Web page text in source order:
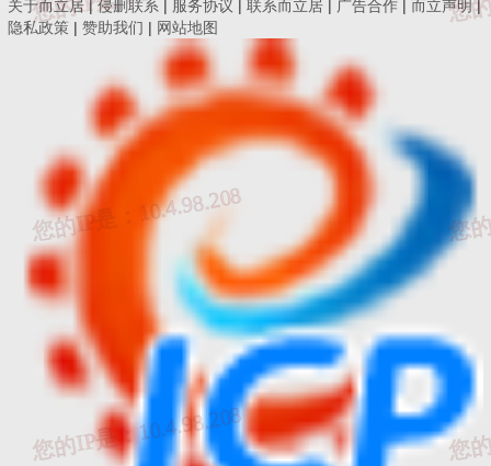
一建设工程施工合同，根据初步预算的工程总价，劳
动保险费应为18万余元，但双方在合同中约定以15万元包
干。后因建设方的资金原因使工程停工且长达18个月不能复
工。双方在解除合同并对实际完成工程进行结算时，按正常
取费标准，只应取8万元的劳动保险费。施工方认为，合同签
订为“包干使用”，即工程不论增加或减少，都应以15万元包
干，不再调整。而建设方则认为，原合同劳保费在18万元的
预算基础上下降到15万元，现实际完工的劳动保险费亦应按
同等比例下调，应在劳动保险费8万元的基础上按比例下调？
这类情况应如何处理？
在前述情形下，工程实际结算总价款远远小于合同发包时工
程总价，临时设施费按实际完成工程量也被下调。但施工方
称，临时设施费在施工前期已按工程规模一次性投入，且因
关于而立居|侵删联系 | 服务协议 | 联系而立居 | 广告合作 | 而立声明|
隐私政策 | 赞助我们 | 网站地图